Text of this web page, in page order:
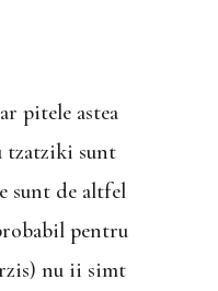
pitele astea
tzatziki sunt
sunt de altfel
pentru
nu ii simt